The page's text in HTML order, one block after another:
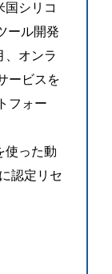
国シリコ
ール開発
、オンラ
ービスを
フォー
使った動
認定リセ